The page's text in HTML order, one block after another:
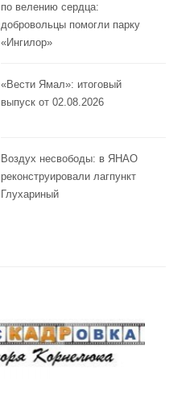
по велению сердца:
добровольцы помогли парку
«Ингилор»
«Вести Ямал»: итоговый
выпуск от 02.08.2026
Воздух несвободы: в ЯНАО
реконструировали лагпункт
Глухариный